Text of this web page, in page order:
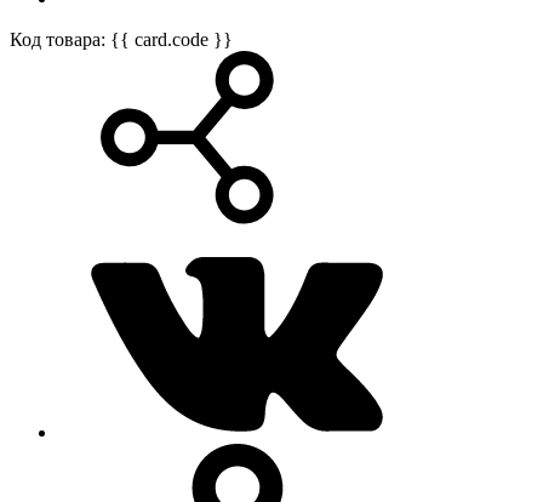
Код товара: {{ card.code }}